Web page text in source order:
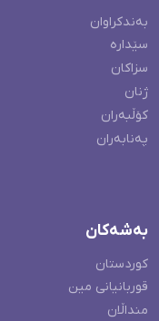
بەندکراوان
سێدارە
سزاکان
ژنان
کۆڵبەران
پەنابەران
بەشەکان
کوردستان
قوربانیانی مین
منداڵان